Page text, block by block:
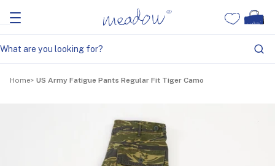
Home US Army Fatigue Pants Regular Fit Tiger Camo